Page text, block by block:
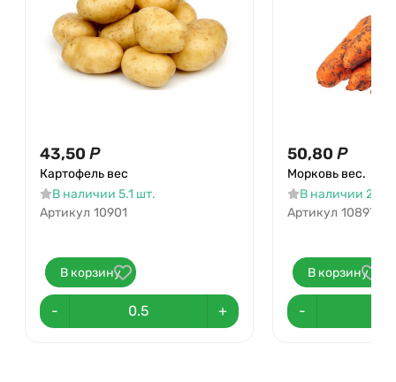
43,50 Р
Картофель вес
В наличии 5.1 шт.
Артикул 10901
В корзину
- +
50,80 Р
Морковь вес.
В наличии 22.5
Артикул 10897
В корзину
-